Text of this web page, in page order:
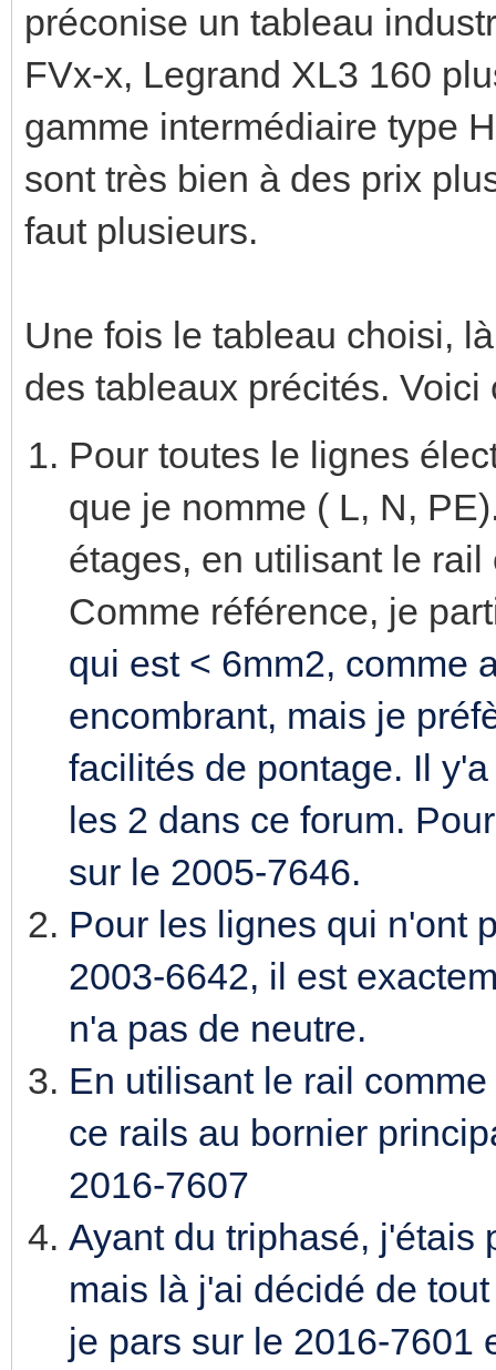
préconise un tableau
FVx-x, Legrand XL3 160
gamme intermédiaire type
sont très bien à des prix
faut plusieurs.
Une fois le tableau choisi,
des tableaux précités.
Pour toutes le lignes
que je nomme ( L, N,
étages, en utilisant le
Comme référence, je
qui est < 6mm2, comme
encombrant, mais je
facilités de pontage. Il
les 2 dans ce forum.
sur le 2005-7646.
Pour les lignes qui n'ont
2003-6642, il est
n'a pas de neutre.
En utilisant le rail
ce rails au bornier
2016-7607
Ayant du triphasé, j'étais
mais là j'ai décidé de
je pars sur le 2016-7601